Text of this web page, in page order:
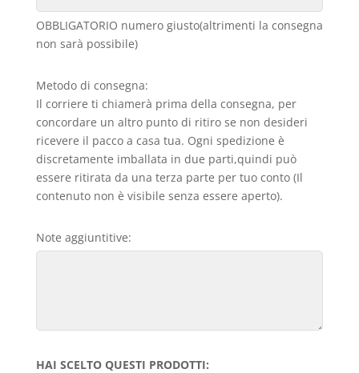
OBBLIGATORIO numero giusto(altrimenti la consegna
non sarà possibile)
Metodo di consegna:
Il corriere ti chiamerà prima della consegna, per
concordare un altro punto di ritiro se non desideri
ricevere il pacco a casa tua. Ogni spedizione è
discretamente imballata in due parti,quindi può
essere ritirata da una terza parte per tuo conto (Il
contenuto non è visibile senza essere aperto).
Note aggiuntitive:
HAI SCELTO QUESTI PRODOTTI: